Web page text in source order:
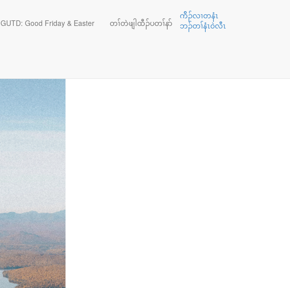
GUTD: Good Friday & Easter တၢ်တဲဖျါထီၣ်ပတၢ်နာ်
ကိိၣ်လၢတနံၤ
ဘၣ်တၢ်နံၤ၀ဲလီၤ